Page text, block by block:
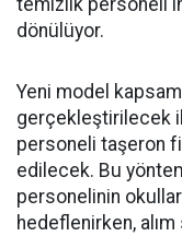
temizlik personeli
dönülüyor.
Yeni model
gerçekleştirilecek
personeli taşeron
edilecek. Bu
personelinin
hedeflenirken,